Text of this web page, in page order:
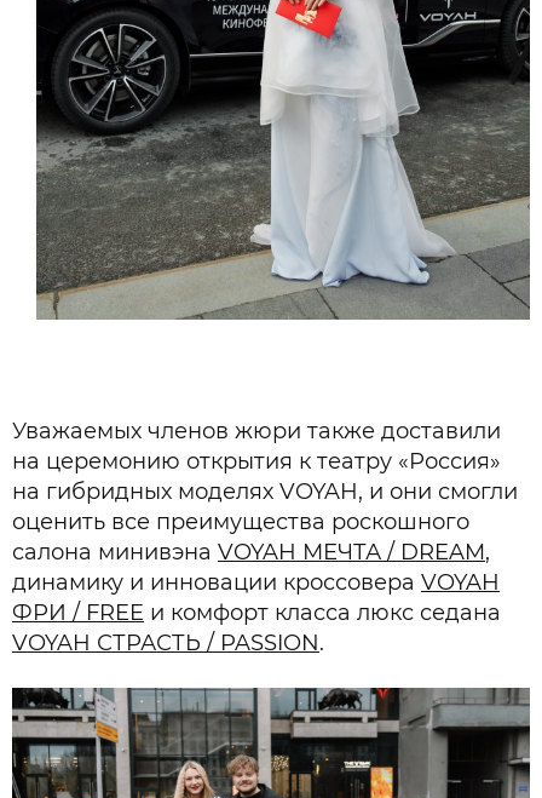
Уважаемых членов жюри также доставили
на церемонию открытия к театру «Россия»
на гибридных моделях VOYAH, и они смогли
оценить все преимущества роскошного
салона минивэна VOYAH МЕЧТА / DREAM,
динамику и инновации кроссовера VOYAH
ФРИ / FREE и комфорт класса люкс седана
VOYAH СТРАСТЬ / PASSION.